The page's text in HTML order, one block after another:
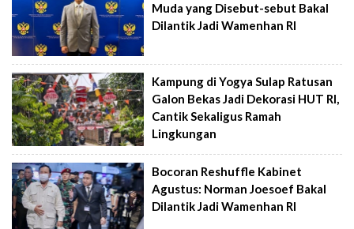
Muda yang Disebut-sebut Bakal
Dilantik Jadi Wamenhan RI
Kampung di Yogya Sulap Ratusan
Galon Bekas Jadi Dekorasi HUT RI,
Cantik Sekaligus Ramah
Lingkungan
Bocoran Reshuffle Kabinet
Agustus: Norman Joesoef Bakal
Dilantik Jadi Wamenhan RI